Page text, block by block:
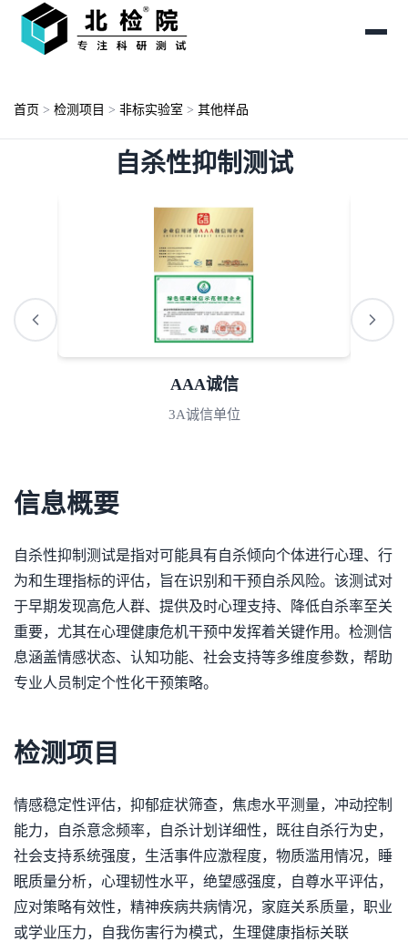
首页 > 检测项目 > 非标实验室 > 其他样品
自杀性抑制测试
AAA诚信
3A诚信单位
信息概要
自杀性抑制测试是指对可能具有自杀倾向个体进行心理、行
为和生理指标的评估，旨在识别和干预自杀风险。该测试对
于早期发现高危人群、提供及时心理支持、降低自杀率至关
重要，尤其在心理健康危机干预中发挥着关键作用。检测信
息涵盖情感状态、认知功能、社会支持等多维度参数，帮助
专业人员制定个性化干预策略。
检测项目
情感稳定性评估，抑郁症状筛查，焦虑水平测量，冲动控制
能力，自杀意念频率，自杀计划详细性，既往自杀行为史，
社会支持系统强度，生活事件应激程度，物质滥用情况，睡
眠质量分析，心理韧性水平，绝望感强度，自尊水平评估，
应对策略有效性，精神疾病共病情况，家庭关系质量，职业
或学业压力，自我伤害行为模式，生理健康指标关联